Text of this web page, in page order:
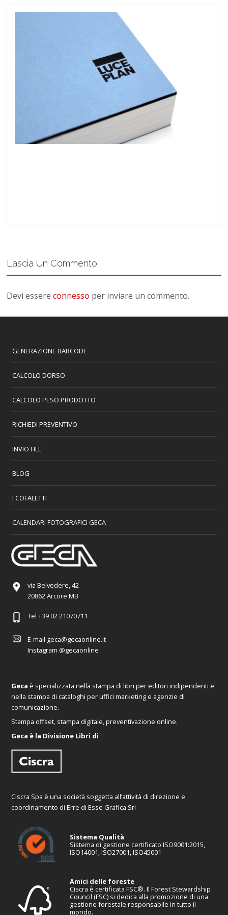
Lascia Un Commento
Devi essereconnesso per inviare un commento.
GENERAZIONE BARCODE
CALCOLO DORSO
CALCOLO PESO PRODOTTO
RICHIEDI PREVENTIVO
INVIO FILE
BLOG
I COFALETTI
CALENDARI FOTOGRAFICI GECA
via Belvedere, 42
20862 Arcore MB
Tel +39 02 21070711
E-mail geca@gecaonline.it
Instagram @gecaonline
Geca è specializzata nella stampa di libri per editori indipendenti e
nella stampa di cataloghi per uffici marketing e agenzie di
comunicazione.
Stampa offset, stampa digitale, preventivazione online.
Geca è la Divisione Libri di
Ciscra Spa è una società soggetta all’attività di direzione e
coordinamento di Erre di Esse Grafica Srl
Sistema Qualità
Sistema di gestione certificato ISO9001:2015,
ISO14001, ISO27001, ISO45001
Amici delle foreste
Ciscra è certificata FSC®. Il Forest Stewardship
Council (FSC) si dedica alla promozione di una
gestione forestale responsabile in tutto il
mondo.